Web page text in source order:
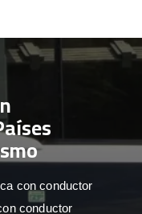
con conductor
conductor